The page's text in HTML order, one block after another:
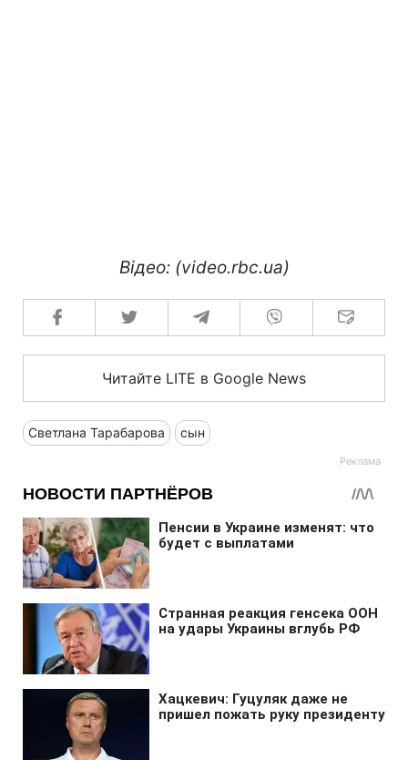
Відео: (video.rbc.ua)
Читайте LITE в Google News
Светлана Тарабарова сын